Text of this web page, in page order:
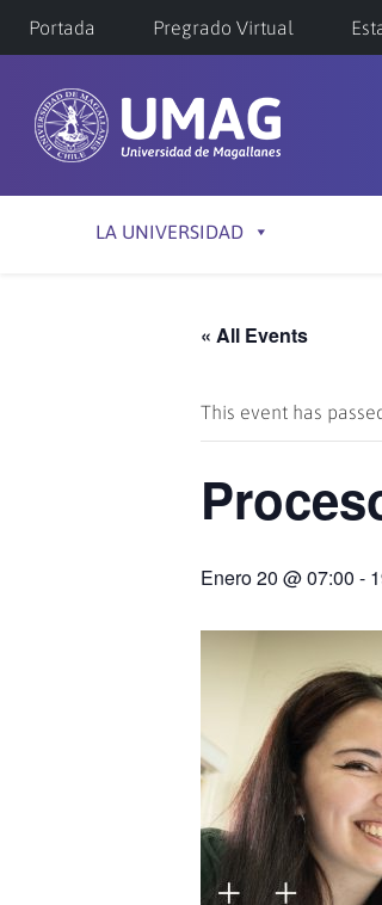
Portada Pregrado Virtual
LA UNIVERSIDAD
« All Events
This event has
Enero 20 @ 07:00 -